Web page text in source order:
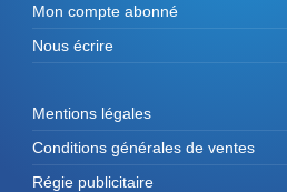
Mon compte abonné
Nous écrire
Mentions légales
Conditions générales de ventes
Régie publicitaire